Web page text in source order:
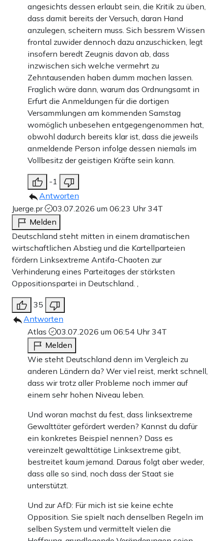
angesichts dessen erlaubt sein, die Kritik zu üben,
dass damit bereits der Versuch, daran Hand
anzulegen, scheitern muss. Sich bessrem Wissen
frontal zuwider dennoch dazu anzuschicken, legt
insofern beredt Zeugnis davon ab, dass
inzwischen sich welche vermehrt zu
Zehntausenden haben dumm machen lassen.
Fraglich wäre dann, warum das Ordnungsamt in
Erfurt die Anmeldungen für die dortigen
Versammlungen am kommenden Samstag
womöglich unbesehen entgegengenommen hat,
obwohl dadurch bereits klar ist, dass die jeweils
anmeldende Person infolge dessen niemals im
Vollbesitz der geistigen Kräfte sein kann.
-1
Antworten
Juerge.pr
03.07.2026 um 06:23 Uhr34T
Melden
Deutschland steht mitten in einem dramatischen
wirtschaftlichen Abstieg und die Kartellparteien
fördern Linksextreme Antifa-Chaoten zur
Verhinderung eines Parteitages der stärksten
Oppositionspartei in Deutschland. ,
35
Antworten
Atlas
03.07.2026 um 06:54 Uhr34T
Melden
Wie steht Deutschland denn im Vergleich zu
anderen Ländern da? Wer viel reist, merkt schnell,
dass wir trotz aller Probleme noch immer auf
einem sehr hohen Niveau leben.
Und woran machst du fest, dass linksextreme
Gewalttäter gefördert werden? Kannst du dafür
ein konkretes Beispiel nennen? Dass es
vereinzelt gewalttätige Linksextreme gibt,
bestreitet kaum jemand. Daraus folgt aber weder,
dass alle so sind, noch dass der Staat sie
unterstützt.
Und zur AfD: Für mich ist sie keine echte
Opposition. Sie spielt nach denselben Regeln im
selben System und vermittelt vielen die